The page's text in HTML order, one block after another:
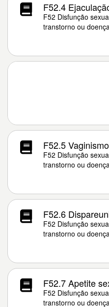
F52.4
F52 Disfunção
transtorno ou
F52.5
F52 Disfunção
transtorno ou
F52.6
F52 Disfunção
transtorno ou
F52.7 Apetite
F52 Disfunção
transtorno ou